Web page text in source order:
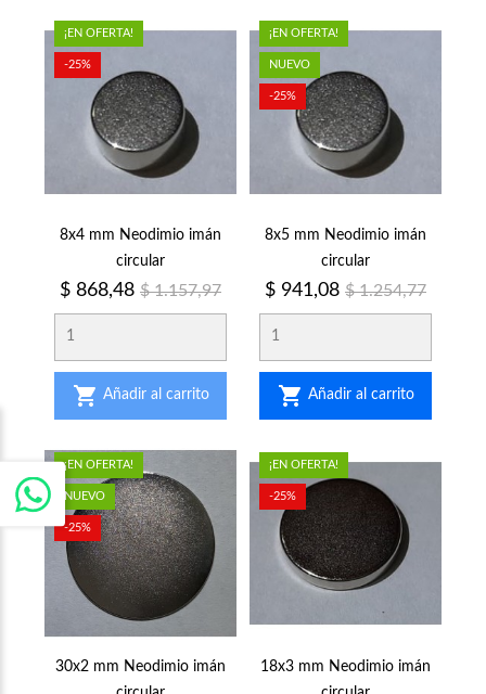
8x4 mm Neodimio imán
circular
Precio
$ 868,48 Precio
regular
$ 1.157,97
 Añadir al carrito
¡EN OFERTA!
-25%
8x5 mm Neodimio imán
circular
Precio
$ 941,08 Precio
regular
$ 1.254,77
 Añadir al carrito
¡EN OFERTA!
NUEVO
-25%
30x2 mm Neodimio imán
¡EN OFERTA!
NUEVO
-25%
18x3 mm Neodimio imán
¡EN OFERTA!
-25%